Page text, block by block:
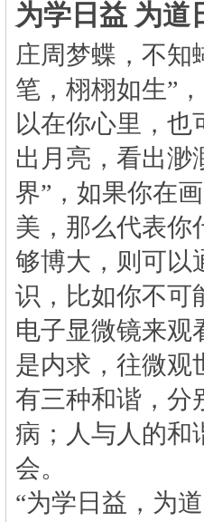
为学日益 为道
庄周梦蝶，不知
笔，栩栩如生”
以在你心里，也
出月亮，看出渺
界”，如果你在
美，那么代表你
够博大，则可以
识，比如你不可
电子显微镜来观
是内求，往微观
有三种和谐，分
病；人与人的和
会。
“为学日益，为